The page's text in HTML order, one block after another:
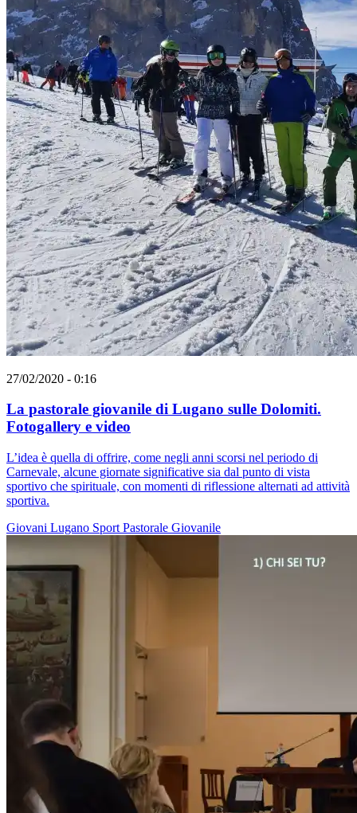
27/02/2020 - 0:16
La pastorale giovanile di Lugano sulle Dolomiti.
Fotogallery e video
L’idea è quella di offrire, come negli anni scorsi nel periodo di
Carnevale, alcune giornate significative sia dal punto di vista
sportivo che spirituale, con momenti di riflessione alternati ad attività
sportiva.
Giovani Lugano Sport Pastorale Giovanile